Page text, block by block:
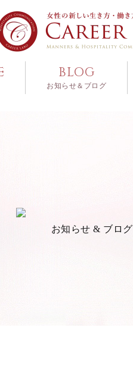
BLOG
お知らせ＆ブログ
お知らせ & ブログ